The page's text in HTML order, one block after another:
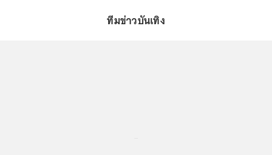
ทีมข่าวบันเทิง